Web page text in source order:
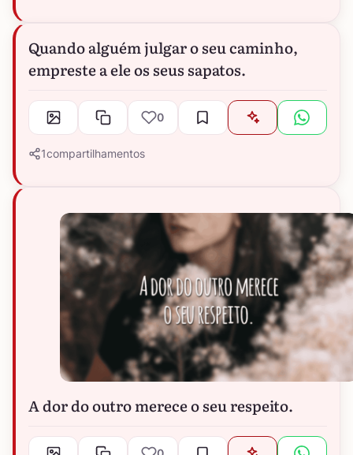
Quando alguém julgar o seu caminho,
empreste a ele os seus sapatos.
0
1compartilhamentos
A dor do outro merece o seu respeito.